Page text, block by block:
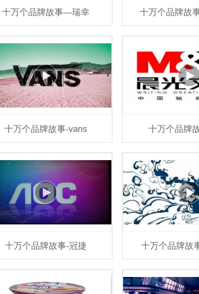
十万个品牌故事—瑞幸 十万个品牌故
十万个品牌故事-vans 十万个品牌
十万个品牌故事-冠捷 十万个品牌故